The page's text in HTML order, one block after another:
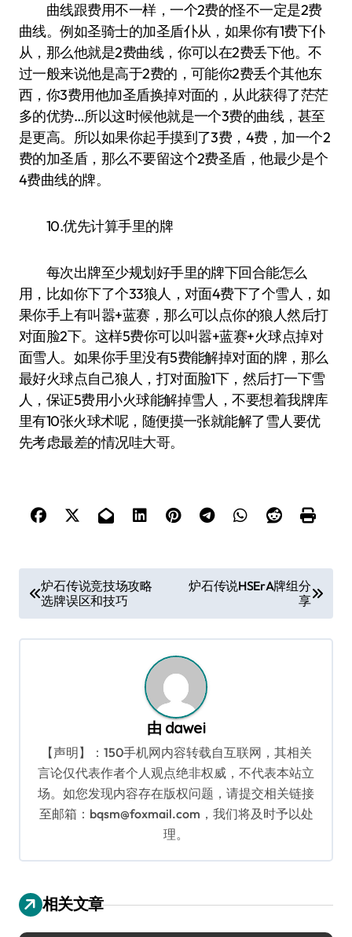
曲线跟费用不一样，一个2费的怪不一定是2费
曲线。例如圣骑士的加圣盾仆从，如果你有1费下仆
从，那么他就是2费曲线，你可以在2费丢下他。不
过一般来说他是高于2费的，可能你2费丢个其他东
西，你3费用他加圣盾换掉对面的，从此获得了茫茫
多的优势…所以这时候他就是一个3费的曲线，甚至
是更高。所以如果你起手摸到了3费，4费，加一个2
费的加圣盾，那么不要留这个2费圣盾，他最少是个
4费曲线的牌。
10.优先计算手里的牌
每次出牌至少规划好手里的牌下回合能怎么
用，比如你下了个33狼人，对面4费下了个雪人，如
果你手上有叫嚣+蓝赛，那么可以点你的狼人然后打
对面脸2下。这样5费你可以叫嚣+蓝赛+火球点掉对
面雪人。如果你手里没有5费能解掉对面的牌，那么
最好火球点自己狼人，打对面脸1下，然后打一下雪
人，保证5费用小火球能解掉雪人，不要想着我牌库
里有10张火球术呢，随便摸一张就能解了雪人要优
先考虑最差的情况哇大哥。
章
导
炉石传说竞技场攻略
选牌误区和技巧
炉石传说HSErA牌组分
享
由 dawei
【声明】：150手机网内容转载自互联网，其相关
言论仅代表作者个人观点绝非权威，不代表本站立
场。如您发现内容存在版权问题，请提交相关链接
至邮箱：bqsm@foxmail.com，我们将及时予以处
理。
相关文章